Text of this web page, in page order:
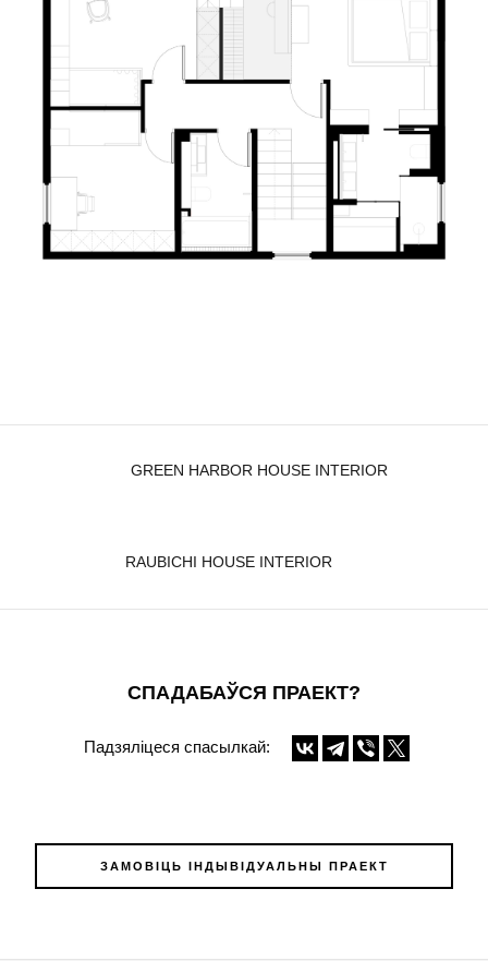
GREEN HARBOR HOUSE INTERIOR
RAUBICHI HOUSE INTERIOR
СПАДАБАЎСЯ ПРАЕКТ?
Падзяліцеся спасылкай:
ЗАМОВІЦЬ ІНДЫВІДУАЛЬНЫ ПРАЕКТ